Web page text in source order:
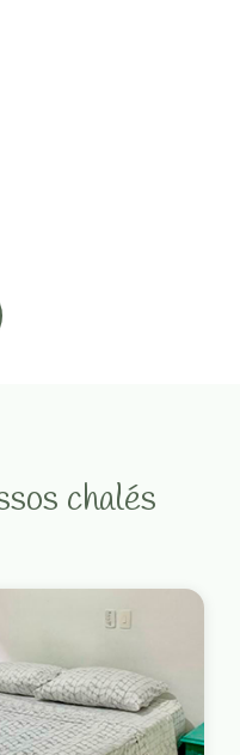
chalés